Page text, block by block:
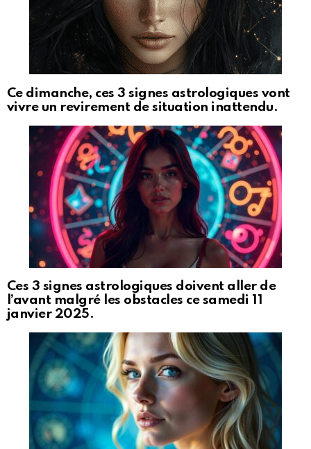
Ce dimanche, ces 3 signes astrologiques vont
vivre un revirement de situation inattendu.
Ces 3 signes astrologiques doivent aller de
l’avant malgré les obstacles ce samedi 11
janvier 2025.